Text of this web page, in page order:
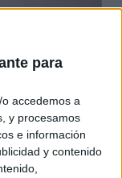
para
accedemos a
y procesamos
e información
y contenido